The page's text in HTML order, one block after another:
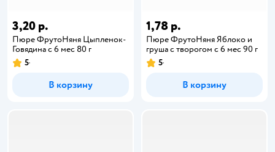
3,20 р.
Пюре ФрутоНяня Цыпленок-
Говядина с 6 мес 80 г
5
В корзину
1,78 р.
Пюре ФрутоНяня Яблоко и
груша с творогом с 6 мес 90 г
5
В корзину